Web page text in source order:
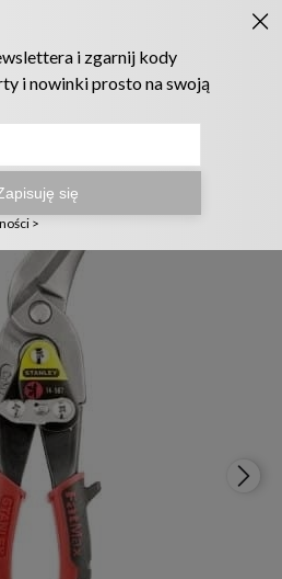
graficzna naszego sklepu! ❤️
sklep@telmak.pl
ręczne Narzędzia do cięcia i obróbki